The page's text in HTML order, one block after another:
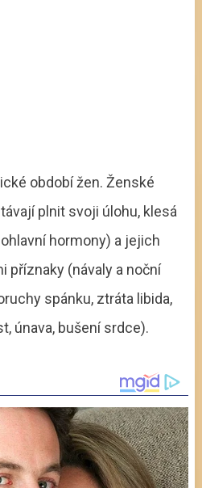
období žen. Ženské
plnit svoji úlohu, klesá
hormony) a jejich
příznaky (návaly a noční
spánku, ztráta libida,
únava, bušení srdce).